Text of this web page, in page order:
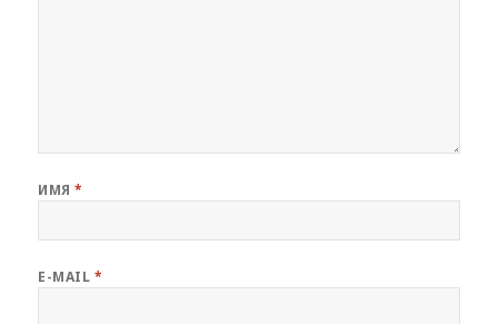
ИМЯ*
E-MAIL *